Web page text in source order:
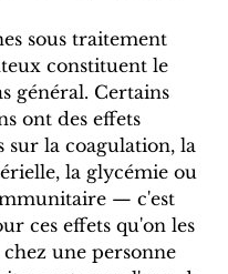
sous traitement
constituent le
général. Certains
ont des effets
sur la coagulation, la
la glycémie ou
— c'est
ces effets qu'on les
une personne